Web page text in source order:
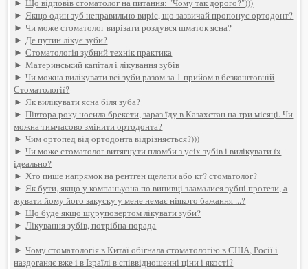
►Що відповів стоматолог на питання: "Чому так дорого?")))
►Якщо один зуб неправильно виріс, що зазвичай пропонує ортодонт?
►Чи може стоматолог вирізати роздувся шматок ясна?
►Де путин лікує зуби?
►Стоматологія зубний технік практика
►Материнський капітал і лікування зубів
►Чи можна вилікувати всі зуби разом за 1 прийом в безкоштовній
Стоматології?
►Як вилікувати ясна біля зуба?
►Півтора року носила брекети, зараз їду в Казахстан на три місяці. Чи
можна тимчасово змінити ортодонта?
►Чим ортопед від ортодонта відрізняється?)))
►Чи може стоматолог витягнути пломби з усіх зубів і вилікувати їх
ідеально?
►Хто пише напрямок на рентген щелепи або кт? стоматолог?
►Як бути, якщо у компаньyoна по випивці зламалися зубні протези, а
жувати йому його закуску у мене немає ніякого бажання ...?
►Що буде якщо шуруповертом лікувати зуби?
►Лікування зубів, потрібна порада
►
►Чому стоматологія в Китаї обігнала стоматологію в США, Росії і
наздоганяє вже і в Ізраїлі в співвідношенні ціни і якості?